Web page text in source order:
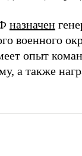
назначен
военного
опыт
а также